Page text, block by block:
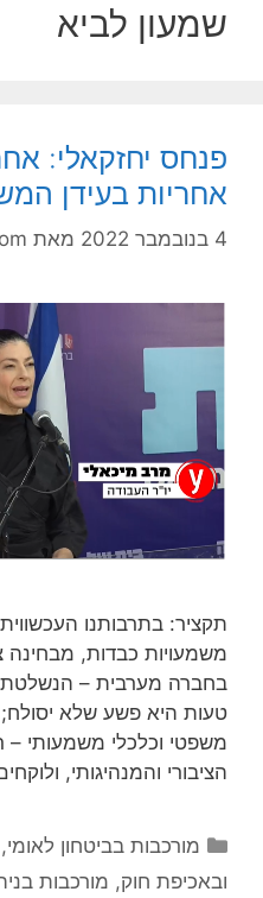
שמעון לביא
פנחס יחזקאלי:
אחריות בעידן
4 בנובמבר 2022 מאת
תקציר: בתרבותנו
משמעויות כבדות, מבחינה
בחברה מערבית –
טעות היא פשע שלא
משפטי וכלכלי משמעותי –
הציבורי והמנהיגותי,
קטגוריות
מורכבות בביטחון לאומי,
ובאכיפת חוק, מורכבות